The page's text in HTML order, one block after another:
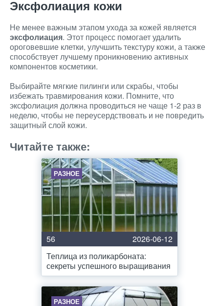
Эксфолиация кожи
Не менее важным этапом ухода за кожей является
эксфолиация. Этот процесс помогает удалить
ороговевшие клетки, улучшить текстуру кожи, а также
способствует лучшему проникновению активных
компонентов косметики.
Выбирайте мягкие пилинги или скрабы, чтобы
избежать травмирования кожи. Помните, что
эксфолиация должна проводиться не чаще 1-2 раз в
неделю, чтобы не переусердствовать и не повредить
защитный слой кожи.
Читайте также:
РАЗНОЕ
56
2026-06-12
Теплица из поликарбоната:
секреты успешного выращивания
РАЗНОЕ